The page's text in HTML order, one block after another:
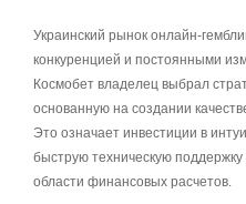
Украинский рынок онлайн-
конкуренцией и постоянными
Космобет владелец выбрал
основанную на создании
Это означает инвестиции в
быструю техническую
области финансовых расчетов.